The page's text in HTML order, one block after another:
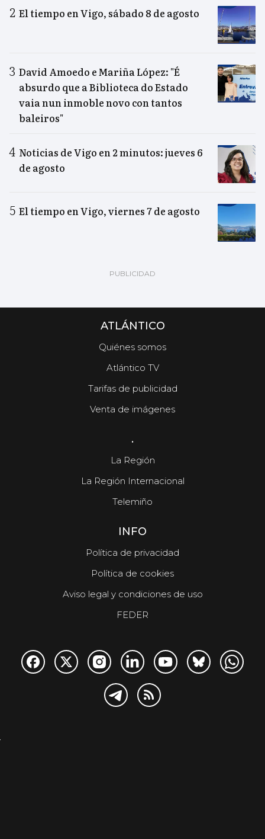
El tiempo en Vigo, sábado 8 de agosto
David Amoedo e Mariña López: "É
absurdo que a Biblioteca do Estado
vaia nun inmoble novo con tantos
baleiros"
Noticias de Vigo en 2 minutos: jueves 6
de agosto
El tiempo en Vigo, viernes 7 de agosto
ATLÁNTICO
Quiénes somos
Atlántico TV
Tarifas de publicidad
Venta de imágenes
.
La Región
La Región Internacional
Telemiño
INFO
Política de privacidad
Política de cookies
Aviso legal y condiciones de uso
FEDER